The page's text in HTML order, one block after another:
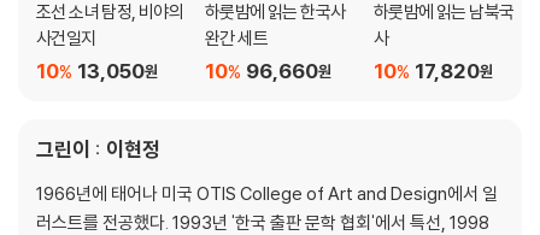
조선 소녀 탐정, 비야의
사건일지
13,050원
10%
하룻밤에 읽는 한국사
완간 세트
96,660원
10%
하룻밤에 읽는 남북국
사
17,820원
10%
그린이 : 이현정
1966년에 태어나 미국 OTIS College of Art and Design에서 일
러스트를 전공했다. 1993년 '한국 출판 문학 협회'에서 특선, 1998